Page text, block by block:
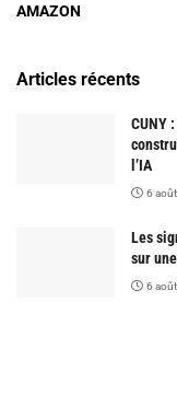
AMAZON
Articles récents
CUNY
l’IA
6
Les
sur
6